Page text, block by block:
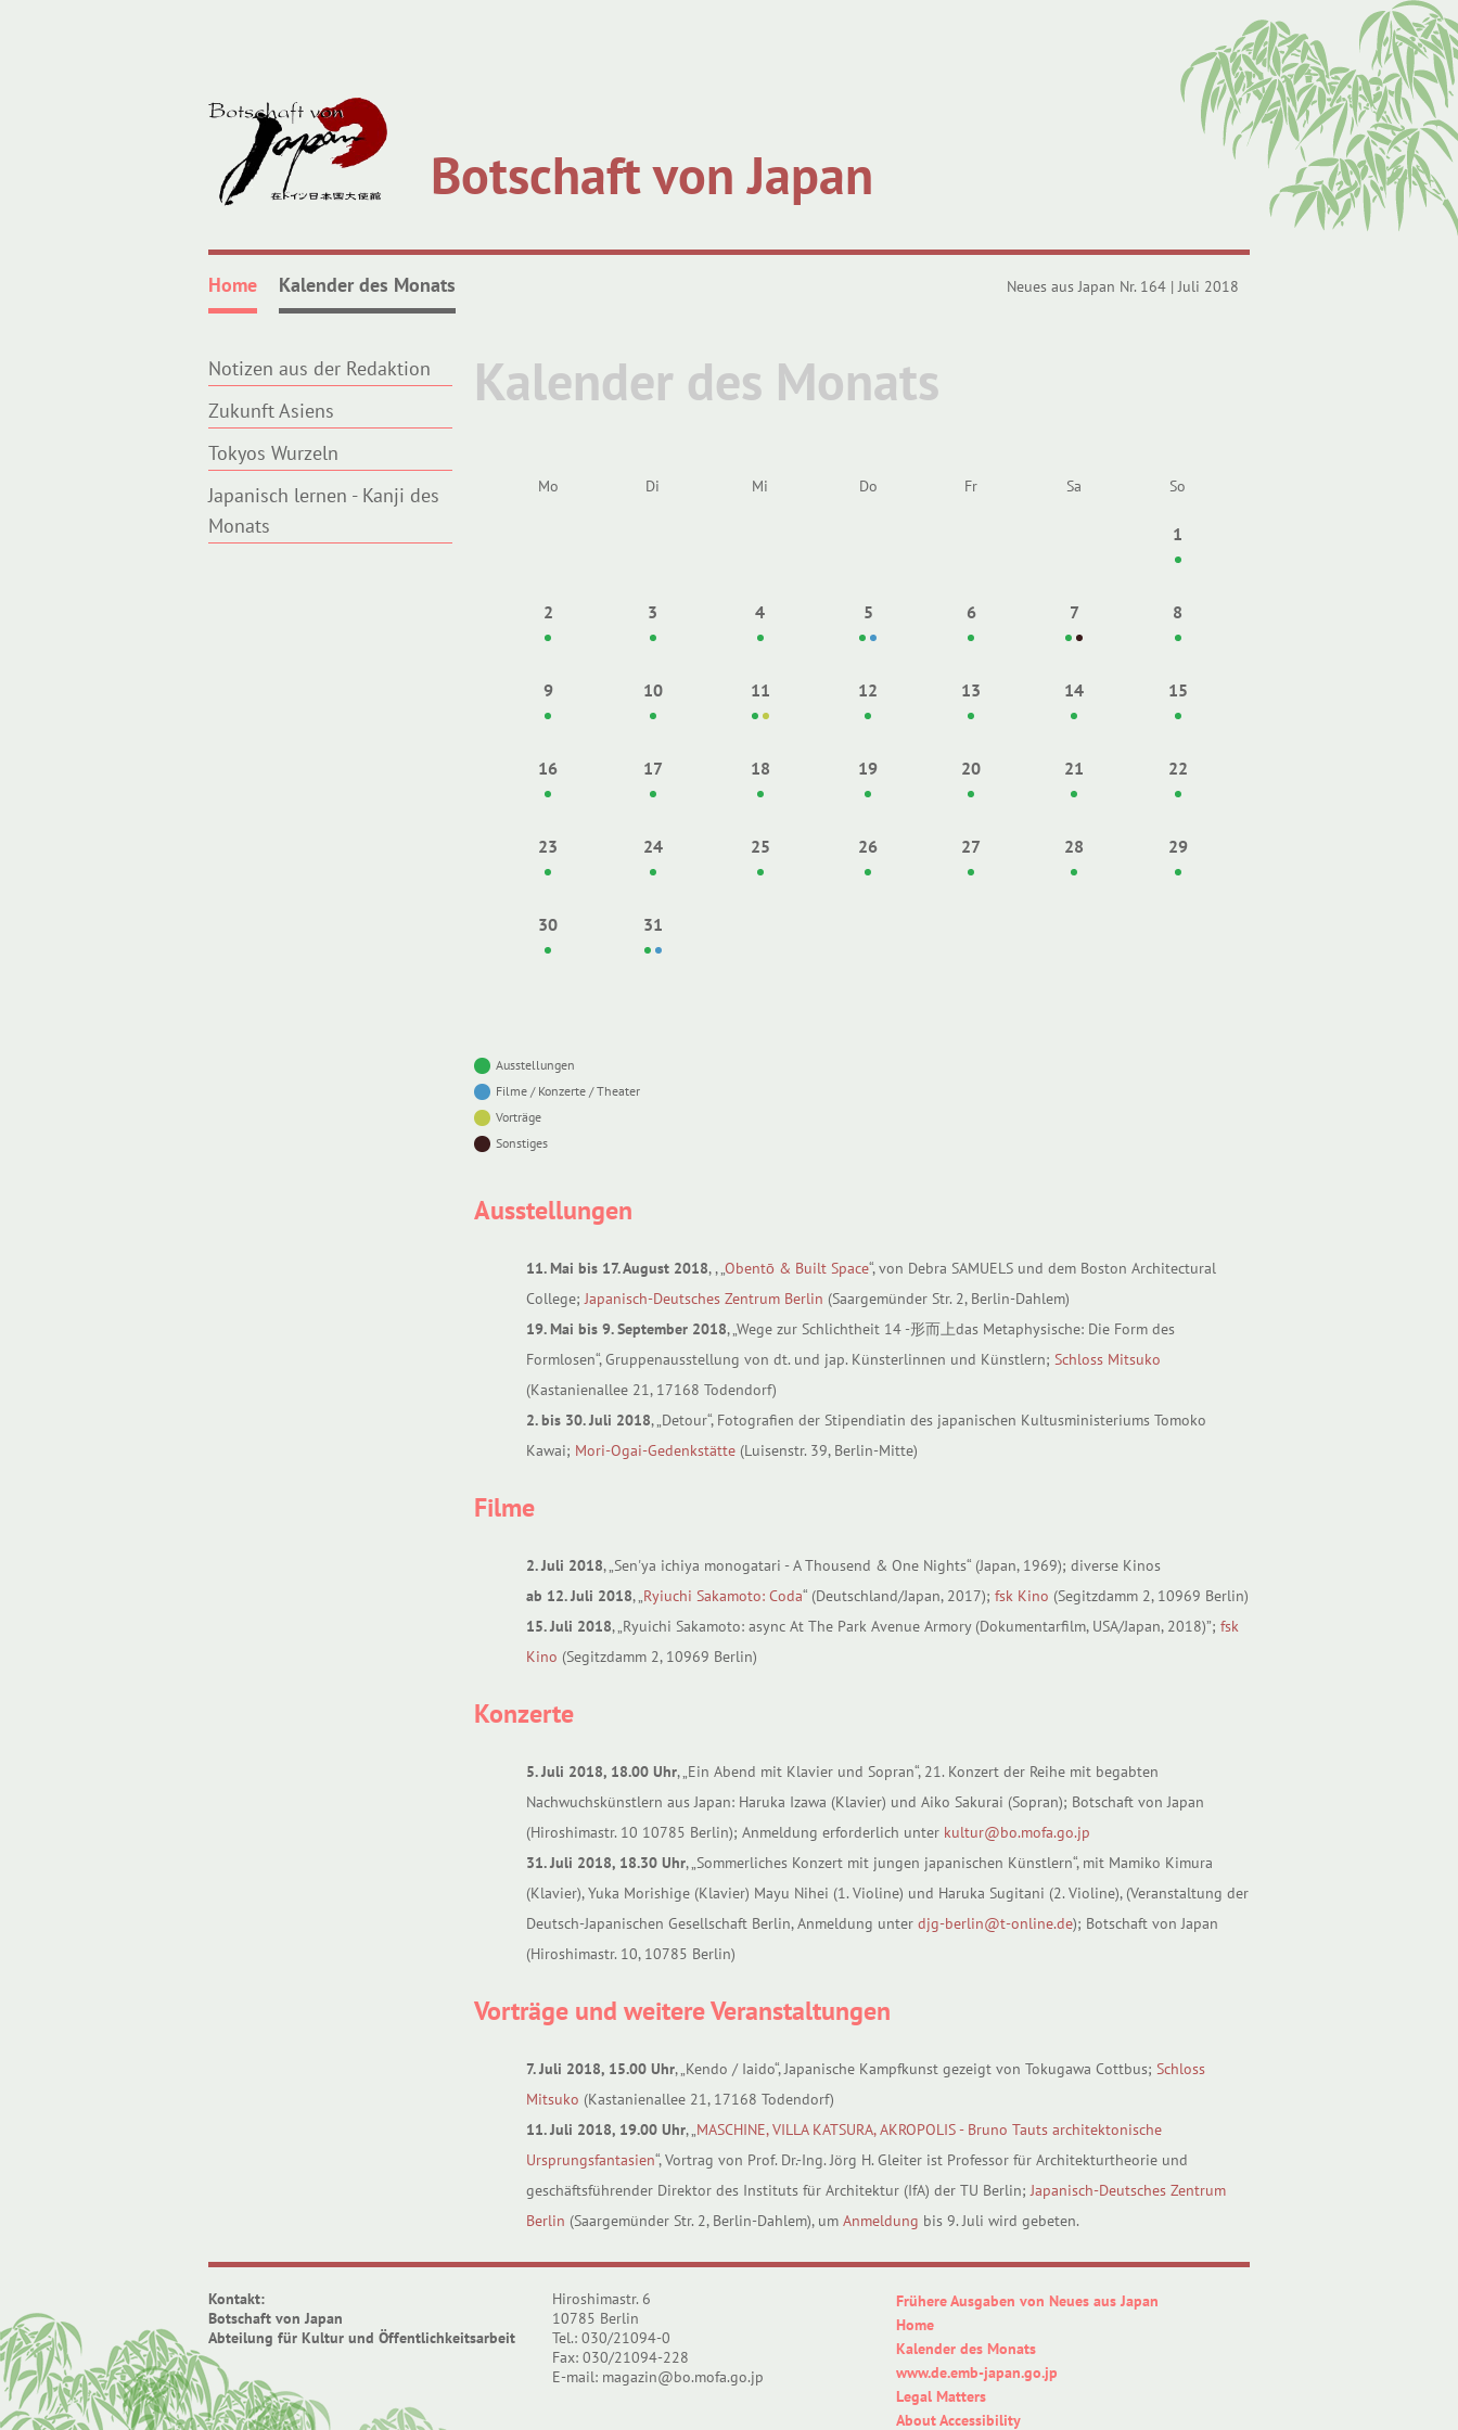
Botschaft von Japan
Home Kalender des Monats Neues aus Japan Nr. 164 | Juli 2018
Notizen aus der Redaktion
Zukunft Asiens
Tokyos Wurzeln
Japanisch lernen - Kanji des
Monats
Kalender des Monats
Mo Di Mi Do Fr Sa So
1
2 3 4 5 6 7 8
9 10 11 12 13 14 15
16 17 18 19 20 21 22
23 24 25 26 27 28 29
30 31
Ausstellungen
Filme / Konzerte / Theater
Vorträge
Sonstiges
Ausstellungen
11. Mai bis 17. August 2018, , „Obentō & Built Space“, von Debra SAMUELS und dem Boston Architectural
College;Japanisch-Deutsches Zentrum Berlin (Saargemünder Str. 2, Berlin-Dahlem)
19. Mai bis 9. September 2018, „Wege zur Schlichtheit 14 -形而上das Metaphysische: Die Form des
Formlosen“, Gruppenausstellung von dt. und jap. Künsterlinnen und Künstlern; Schloss Mitsuko
(Kastanienallee 21, 17168 Todendorf)
2. bis 30. Juli 2018, „Detour“, Fotografien der Stipendiatin des japanischen Kultusministeriums Tomoko
Kawai; Mori-Ogai-Gedenkstätte(Luisenstr. 39, Berlin-Mitte)
Filme
2. Juli 2018, „Sen'ya ichiya monogatari - A Thousend & One Nights“ (Japan, 1969); diverse Kinos
ab 12. Juli 2018, „Ryiuchi Sakamoto: Coda“ (Deutschland/Japan, 2017); fsk Kino (Segitzdamm 2, 10969 Berlin)
15. Juli 2018, „Ryuichi Sakamoto: async At The Park Avenue Armory (Dokumentarfilm, USA/Japan, 2018)”; fsk
Kino (Segitzdamm 2, 10969 Berlin)
Konzerte
5. Juli 2018, 18.00 Uhr, „Ein Abend mit Klavier und Sopran“, 21. Konzert der Reihe mit begabten
Nachwuchskünstlern aus Japan: Haruka Izawa (Klavier) und Aiko Sakurai (Sopran); Botschaft von Japan
(Hiroshimastr. 10 10785 Berlin); Anmeldung erforderlich unter kultur@bo.mofa.go.jp
31. Juli 2018, 18.30 Uhr, „Sommerliches Konzert mit jungen japanischen Künstlern“, mit Mamiko Kimura
(Klavier), Yuka Morishige (Klavier) Mayu Nihei (1. Violine) und Haruka Sugitani (2. Violine), (Veranstaltung der
Deutsch-Japanischen Gesellschaft Berlin, Anmeldung unter djg-berlin@t-online.de); Botschaft von Japan
(Hiroshimastr. 10, 10785 Berlin)
Vorträge und weitere Veranstaltungen
7. Juli 2018, 15.00 Uhr, „Kendo / Iaido“, Japanische Kampfkunst gezeigt von Tokugawa Cottbus; Schloss
Mitsuko (Kastanienallee 21, 17168 Todendorf)
11. Juli 2018, 19.00 Uhr, „MASCHINE, VILLA KATSURA, AKROPOLIS - Bruno Tauts architektonische
Ursprungsfantasien“, Vortrag von Prof. Dr.-Ing. Jörg H. Gleiter ist Professor für Architekturtheorie und
geschäftsführender Direktor des Instituts für Architektur (IfA) der TU Berlin;Japanisch-Deutsches Zentrum
Berlin (Saargemünder Str. 2, Berlin-Dahlem), um Anmeldung bis 9. Juli wird gebeten.
Kontakt:
Botschaft von Japan
Abteilung für Kultur und Öffentlichkeitsarbeit
Hiroshimastr. 6
10785 Berlin
Tel.: 030/21094-0
Fax: 030/21094-228
E-mail: magazin@bo.mofa.go.jp
Frühere Ausgaben von Neues aus Japan
Home
Kalender des Monats
www.de.emb-japan.go.jp
Legal Matters
About Accessibility